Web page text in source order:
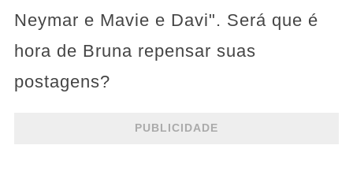
Neymar e Mavie e Davi". Será que é
hora de Bruna repensar suas
postagens?
PUBLICIDADE